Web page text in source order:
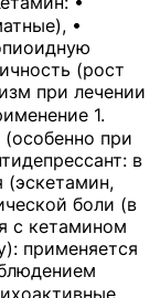
•
(рост
при лечении
1.
(особенно при
в
(эскетамин,
боли (в
с кетамином
применяется